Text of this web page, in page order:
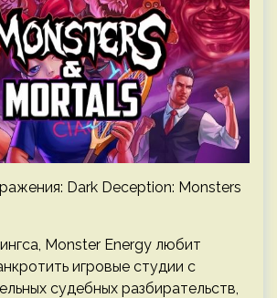
Dark Deception: Monsters
Monster Energy любит
игровые студии с
судебных разбирательств,